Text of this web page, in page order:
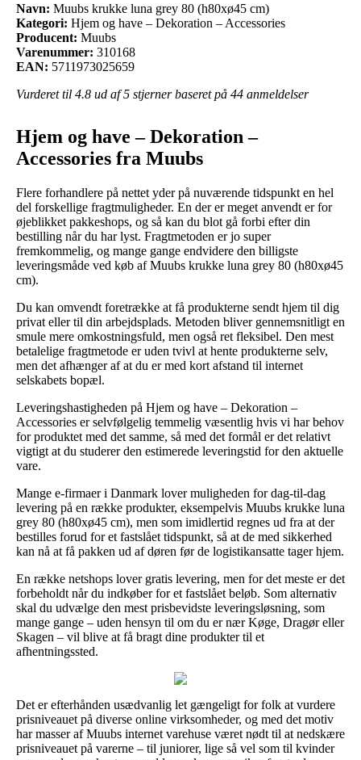
Navn: Muubs krukke luna grey 80 (h80xø45 cm)
Kategori: Hjem og have – Dekoration – Accessories
Producent: Muubs
Varenummer: 310168
EAN: 5711973025659
Vurderet til 4.8 ud af 5 stjerner baseret på 44 anmeldelser
Hjem og have – Dekoration –
Accessories fra Muubs
Flere forhandlere på nettet yder på nuværende tidspunkt en hel
del forskellige fragtmuligheder. En der er meget anvendt er for
øjeblikket pakkeshops, og så kan du blot gå forbi efter din
bestilling når du har lyst. Fragtmetoden er jo super
fremkommelig, og mange gange endvidere den billigste
leveringsmåde ved køb af Muubs krukke luna grey 80 (h80xø45
cm).
Du kan omvendt foretrække at få produkterne sendt hjem til dig
privat eller til din arbejdsplads. Metoden bliver gennemsnitligt en
smule mere omkostningsfuld, men også ret fleksibel. Den mest
betalelige fragtmetode er uden tvivl at hente produkterne selv,
men det afhænger af at du er med kort afstand til internet
selskabets bopæl.
Leveringshastigheden på Hjem og have – Dekoration –
Accessories er selvfølgelig temmelig væsentlig hvis vi har behov
for produktet med det samme, så med det formål er det relativt
vigtigt at du studerer den estimerede leveringstid for den aktuelle
vare.
Mange e-firmaer i Danmark lover muligheden for dag-til-dag
levering på en række produkter, eksempelvis Muubs krukke luna
grey 80 (h80xø45 cm), men som imidlertid regnes ud fra at der
bestilles forud for et fastslået tidspunkt, så at de med sikkerhed
kan nå at få pakken ud af døren før de logistikansatte tager hjem.
En række netshops lover gratis levering, men for det meste er det
forbeholdt når du indkøber for et fastslået beløb. Som alternativ
skal du udvælge den mest prisbevidste leveringsløsning, som
mange gange – uden hensyn til om du er nær Køge, Dragør eller
Skagen – vil blive at få bragt dine produkter til et
afhentningssted.
Det er efterhånden usædvanlig let gængeligt for folk at vurdere
prisniveauet på diverse online virksomheder, og med det motiv
har masser af Muubs internet varehuse været nødt til at nedskære
prisniveauet på varerne – til juniorer, lige så vel som til kvinder